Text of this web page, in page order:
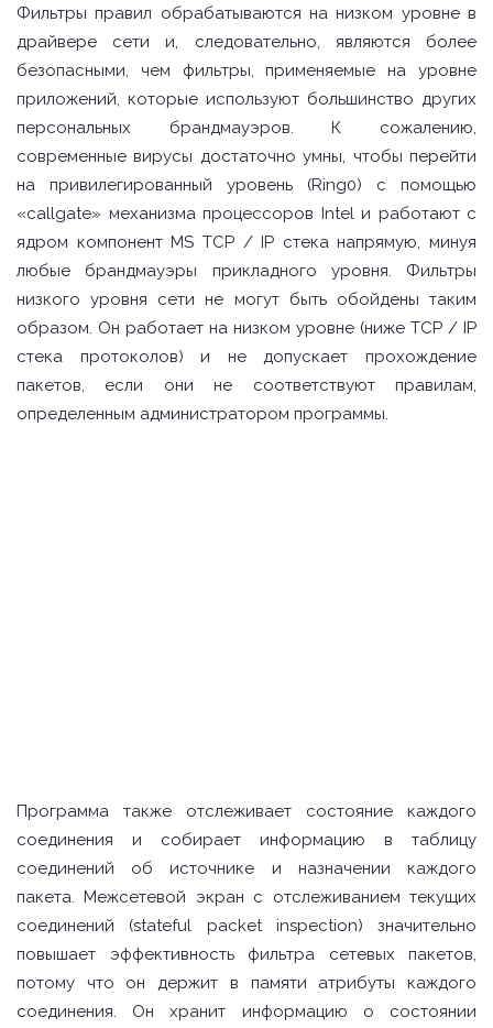
Фильтры правил обрабатываются на низком уровне в
драйвере сети и, следовательно, являются более
безопасными, чем фильтры, применяемые на уровне
приложений, которые используют большинство других
персональных брандмауэров. К сожалению,
современные вирусы достаточно умны, чтобы перейти
на привилегированный уровень (Ring0) с помощью
«callgate» механизма процессоров Intel и работают с
ядром компонент MS TCP / IP стека напрямую, минуя
любые брандмауэры прикладного уровня. Фильтры
низкого уровня сети не могут быть обойдены таким
образом. Он работает на низком уровне (ниже TCP / IP
стека протоколов) и не допускает прохождение
пакетов, если они не соответствуют правилам,
определенным администратором программы.
Программа также отслеживает состояние каждого
соединения и собирает информацию в таблицу
соединений об источнике и назначении каждого
пакета. Межсетевой экран с отслеживанием текущих
соединений (stateful packet inspection) значительно
повышает эффективность фильтра сетевых пакетов,
потому что он держит в памяти атрибуты каждого
соединения. Он хранит информацию о состоянии